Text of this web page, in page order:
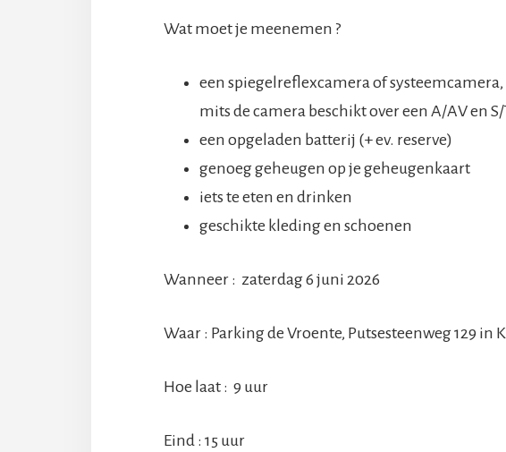
Wat moet je meenemen ?
een spiegelreflexcamera of
mits de camera beschikt over een A/AV en
een opgeladen batterij (+ ev. reserve)
genoeg geheugen op je geheugenkaart
iets te eten en drinken
geschikte kleding en schoenen
Wanneer : zaterdag 6 juni 2026
Waar : Parking de Vroente, Putsesteenweg 129 in
Hoe laat : 9 uur
Eind : 15 uur